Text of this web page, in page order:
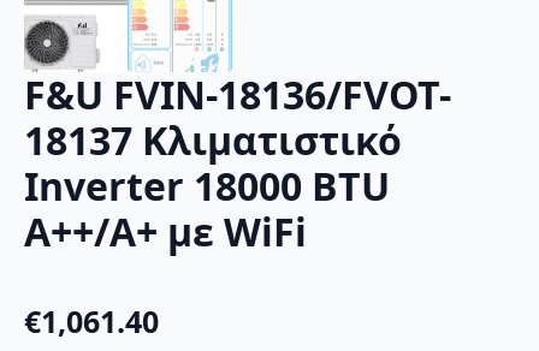
F&U FVIN-18136/FVOT-
18137 Κλιματιστικό
Inverter 18000 BTU
A++/A+ με WiFi
€1,061.40